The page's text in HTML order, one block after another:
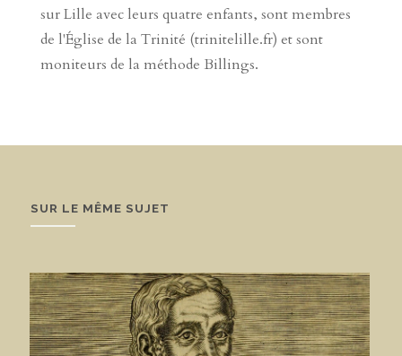
sur Lille avec leurs quatre enfants, sont membres
de l'Église de la Trinité (trinitelille.fr) et sont
moniteurs de la méthode Billings.
SUR LE MÊME SUJET